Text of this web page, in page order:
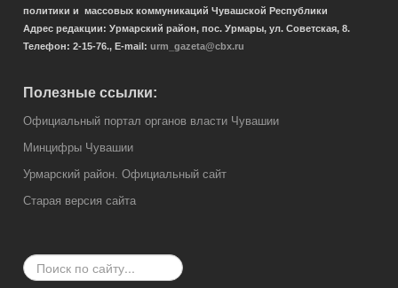
политики и массовых коммуникаций Чувашской Республики
Адрес редакции: Урмарский район, пос. Урмары, ул. Советская, 8.
Телефон: 2-15-76., E-mail:urm_gazeta@cbx.ru
Полезные ссылки:
Официальный портал органов власти Чувашии
Минцифры Чувашии
Урмарский район. Официальный сайт
Старая версия сайта
Искать...